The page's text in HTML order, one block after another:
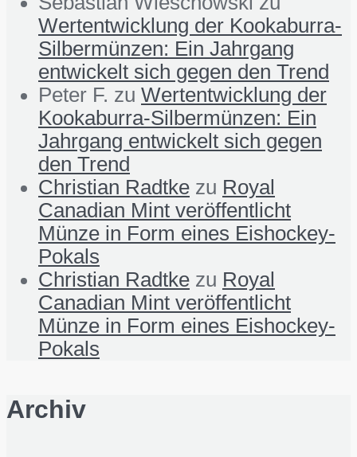
Wertentwicklung der Kookaburra-
Silbermünzen: Ein Jahrgang
entwickelt sich gegen den Trend
Peter F. zu Wertentwicklung der
Kookaburra-Silbermünzen: Ein
Jahrgang entwickelt sich gegen
den Trend
Christian Radtke zu Royal
Canadian Mint veröffentlicht
Münze in Form eines Eishockey-
Pokals
Christian Radtke zu Royal
Canadian Mint veröffentlicht
Münze in Form eines Eishockey-
Pokals
Archiv